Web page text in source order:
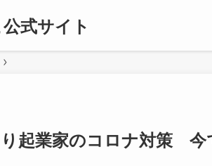
式サイト
起業家のコロナ対策 今